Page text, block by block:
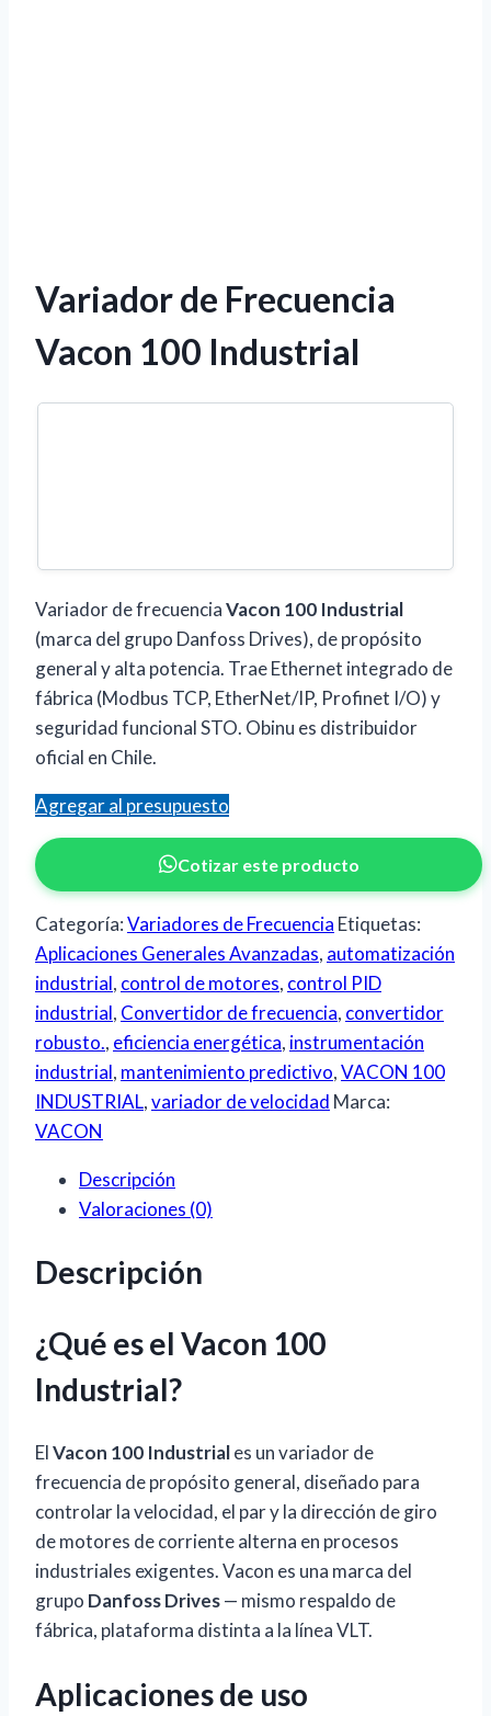
Variador de Frecuencia
Vacon 100 Industrial
Variador de frecuenciaVacon 100 Industrial
(marca del grupo Danfoss Drives), de propósito
general y alta potencia. Trae Ethernet integrado de
fábrica (Modbus TCP, EtherNet/IP, Profinet I/O) y
seguridad funcional STO. Obinu es distribuidor
oficial en Chile.
Agregar al presupuesto
Cotizar este producto
Categoría:Variadores de Frecuencia Etiquetas:
Aplicaciones Generales Avanzadas, automatización
industrial, control de motores, control PID
industrial, Convertidor de frecuencia, convertidor
robusto., eficiencia energética, instrumentación
industrial, mantenimiento predictivo,VACON 100
INDUSTRIAL,variador de velocidad Marca:
VACON
Descripción
Valoraciones (0)
Descripción
¿Qué es el Vacon 100
Industrial?
ElVacon 100 Industriales un variador de
frecuencia de propósito general, diseñado para
controlar la velocidad, el par y la dirección de giro
de motores de corriente alterna en procesos
industriales exigentes. Vacon es una marca del
grupo Danfoss Drives— mismo respaldo de
fábrica, plataforma distinta a la línea VLT.
Aplicaciones de uso